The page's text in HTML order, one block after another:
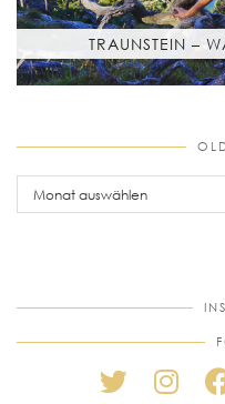
TRAUNSTEIN –
older
posts